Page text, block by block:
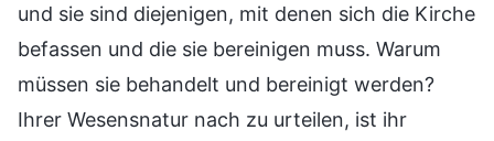
und sie sind diejenigen, mit denen sich die Kirche
befassen und die sie bereinigen muss. Warum
müssen sie behandelt und bereinigt werden?
Ihrer Wesensnatur nach zu urteilen, ist ihr